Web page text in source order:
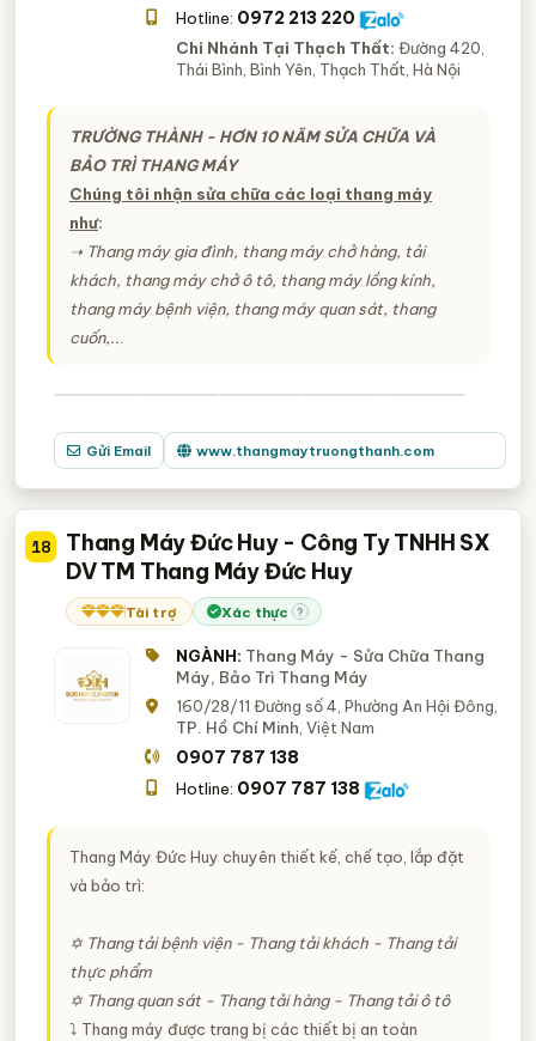
Hotline: 0972 213 220
Chi Nhánh Tại Thạch Thất: Đường 420,
Thái Bình, Bình Yên, Thạch Thất, Hà Nội
TRƯỜNG THÀNH - HƠN 10 NĂM SỬA CHỮA VÀ
BẢO TRÌ THANG MÁY
Chúng tôi nhận sửa chữa các loại thang máy
như:
➝ Thang máy gia đình, thang máy chở hàng, tải
khách, thang máy chở ô tô, thang máy lồng kính,
thang máy bệnh viện, thang máy quan sát, thang
cuốn,...
Gửi Email www.thangmaytruongthanh.com
18
Thang Máy Đức Huy - Công Ty TNHH SX
DV TM Thang Máy Đức Huy
Tài trợ Xác thực ?
NGÀNH: Thang Máy - Sửa Chữa Thang
Máy, Bảo Trì Thang Máy
160/28/11 Đường số 4, Phường An Hội Đông,
TP. Hồ Chí Minh, Việt Nam
0907 787 138
Hotline: 0907 787 138
Thang Máy Đức Huy chuyên thiết kế, chế tạo, lắp đặt
và bảo trì:
✡ Thang tải bệnh viện - Thang tải khách - Thang tải
thực phẩm
✡ Thang quan sát - Thang tải hàng - Thang tải ô tô
⤵ Thang máy được trang bị các thiết bị an toàn